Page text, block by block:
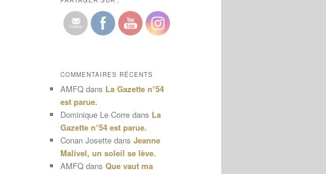
COMMENTAIRES RÉCENTS
AMFQ dans La Gazette n°54
est parue.
Dominique Le Corre dans La
Gazette n°54 est parue.
Conan Josette dans Jeanne
Malivel, un soleil se lève.
AMFQ dans Que vaut ma